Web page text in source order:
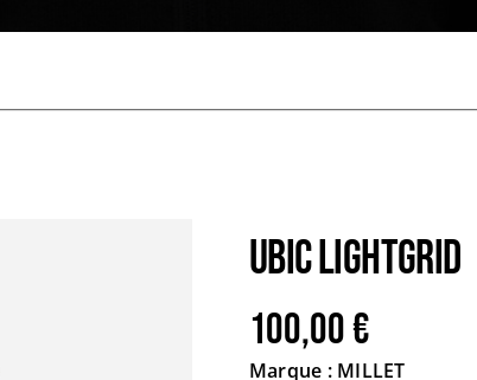
UBIC LIGHTGRID
100,00€
Marque : MILLET